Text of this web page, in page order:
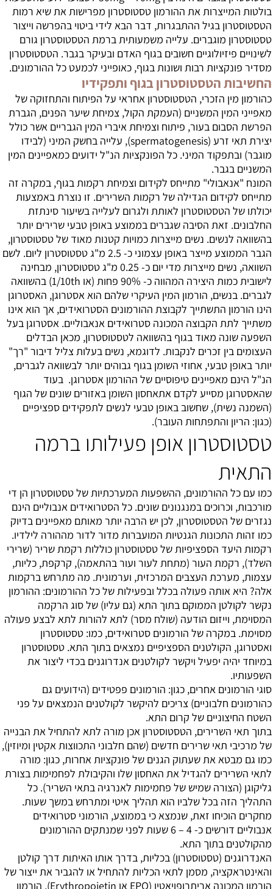
בולטות המייצרות את ההורמון טסטוסטרון מפרישות את שיא רמות
הטסטוסטרון בגיל ההתבגרות, דבר הבא לידי ביטוי בהפרשה וייצור
טסטוסטרון מוגברים. עלייה משמעותית ברמת הטסטוסטרון גורם
לשינויים פיזיולוגיים חשובים בגוף האדם ובעיקר בגבר. הטסטוסטרון
מסדיר פונקציות רבות ושונות בגוף, כאופייני לכמעט כל ההורמונים.
החשיבות הטסטוסטרון בגוף ותפקידיו
כהורמון מין הזכרי, הטסטוסטרון אחראי על הפיתוח והתחזוקה של
מאפייני המין המשניים (העמקת הקול, צמיחת שיער הפנים, הגברת
הפרשת הסבום בעור, פיתוח וצמיחת איברי המין הגבריים אשר כולל
יצירת תאי זרע (spermatogenesis), עלייה בחשק המיני (לבידו
מוגבר) ובתפקוד המיני. כל הפונקציות הנ"ל ידועים כמאפיינים המין
המשניים בגבר.
המונח "אנאבולי" מתייחס לקידום וצמיחת רקמות בגוף, במקרה זה
מתייחס לקידום הגדילה של רקמות השרירים. זו נוצרת באמצעות
יכולתו של הטסטוסטרון לאותת ולגרום לעלייה בשיעור סינתזת
החלבונים. זאת הסיבה שגברים בממוצע באופן טבעי שרירים יותר
בהשוואה לנשים. נשים מייצרות כמויות קטנות מאוד של טסטוסטרון,
הגבר הממוצע מייצר באופן עצמוני כ- 2.5 מ"ג טסטוסטרון ליום. לשם
השוואה, נשים מייצרות מדי יום כ- 0.25 מ"ג טסטוסטרון, מבחינה
לישובית כמות היצירה המהווה כ- 90% פחות (או 1/10th) בהשוואה
לגברים. בנשים, הורמון המין העיקרי שלהם הוא אסטרוגן, האסטרוגן
הינו הורמון התשתייך לקבוצת ההורמונים הסטרואידים, אך הוא אינו
משתייך לתת הקבוצה המכונה סטרואידים אנאבוליים. אסטרוגן בעל
השפעה שונה מאוד בגוף בהשוואה לטסטוסטרון, מכאן הבדלים
העצומים בין זכרים לנקבות. לדוגמא, נשים בעלות צליל דיבור "רך"
יותר באופן טבעי, אחוזי השומן בגוף גבוהים יותר לבשוואה לגברים,
הנ"ל הינם מאפיינים טיפוסיים של ההורמון אסטרוגן. בעוד
שהאסטרוגן מסייע לקדם אתאחסון השומן באזורים שונים של הגוף
(השמנה נשית), שחשוב באופן טבעי לנשים לתפקידים ספציפיים
(כגון: הריון והתפתחות העובר).
טסטוסטרון אופן פעילותו ברמה
התאית
כמו עם כל ההורמונים, ההשפעות המערכתיות של טסטוסטרון הן די
מורכבות, וכרוכים במנגנונים שונים. כל הסטרואידים אנבוליים הינם
נגזרים של הטסטוסטרון, לכן יש הרבה יותר מאותם מאפיינים בדיוק
כמו זהות התכונות הגנטיות המועברות מדור לדור מההורה לילדיו.
רקמות היעד הספציפיות של טסטוסטרון כוללות רקמת שריר (שרירי
השלד), רקמת העור (מתחת לעור ועור בהתאמה), קרקפת, כליות,
עצמות, מערכת העצבים המרכזית, וערמונית. מה מתרחש ברקמות
אלה? היא אותה פעולה בכלל ובפעילות של כל ההורמונים: ההורמון
נקשר לקולטן הממוקם בתוך התא (גם עליו) של סוג הרקמה
המסוימת, וייזום הודעה (שולח מסר) לתא להורות לתא לבצע פעולה
מסוימת. במקרה של הורמונים סטרואידים, כמו: טסטוסטרון
ואסטרוגן, הקולטנים הספציפיים נמצאים בתוך התא. טסטוסטרון
במיוחד יהיה יפעיל ויקשר לקולטנים אנדרוגנים בכדי ליצור את
השפעותיו.
סוגי הורמונים אחרים, כגון: הורמונים פפטידים (הידועים גם
כהורמונים חלבוניים) צריכים להיקשר לקולטנים הנמצאים על פני
השטח החיצוניים של קרום התא.
בתוך תאי השרירים, הטסטוסטרון אכן מורה לתא להתחיל את הבנייה
של מרכיבי תאי שרירים חדשים (שהם חלבוני התכווצות אקטין ומיוזין),
כמו גם מבטא את שעתוק הגנים של פונקציות אחרות, כגון: מורה
לתאי השרירים להגדיל את האחסון שלו והקיבולת לפחמימות בצורת
גליקוגן (הצורה שמיש של פחמימות לאנרגיה בתאי השריר). כל
התהליך הזה בכל שלביו הוא תהליך איטי ומתרחש במשך שעות.
מחקרים הוכיחו זאת, שנמצא כי בממוצע, הורמוני סטרואידים
אנבוליים דורשים כ- 4 – 6 שעות לפני שמנתקים ההורמונים
מהקולטנים בתוך התא.
האנדרוגנים (טסטוסטרון) בכליות, בדרך אותו האיתות דרך קולטן
והאינטראקציה, מסמן לתאי הכליות להתחיל או להגביר את ייצור של
הורמון המכונה אריתרופויאטין (EPO או Erythropoietin), הורמון